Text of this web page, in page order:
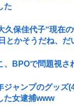
た
久保佳代子“現在
とかそうだね、だ
、BPOで問題視さ
ジャンプのグッズ
た女逮捕www